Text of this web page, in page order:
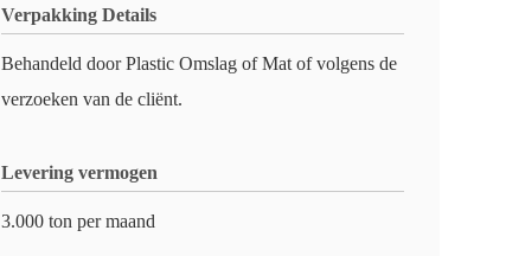
Verpakking Details
Behandeld door Plastic Omslag of Mat of volgens de
verzoeken van de cliënt.
Levering vermogen
3.000 ton per maand